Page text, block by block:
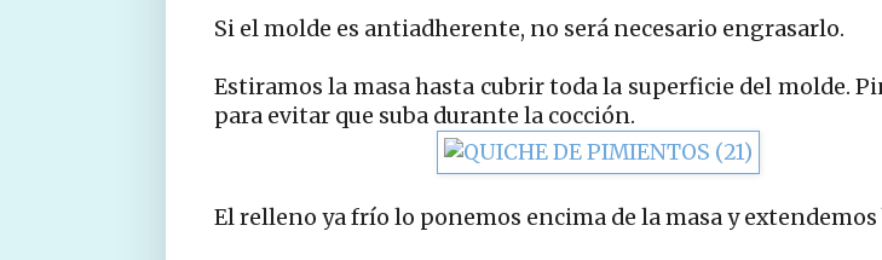
Si el molde es antiadherente, no será necesario engrasarlo.
Estiramos la masa hasta cubrir toda la superficie del molde.
para evitar que suba durante la cocción.
El relleno ya frío lo ponemos encima de la masa y extendemos